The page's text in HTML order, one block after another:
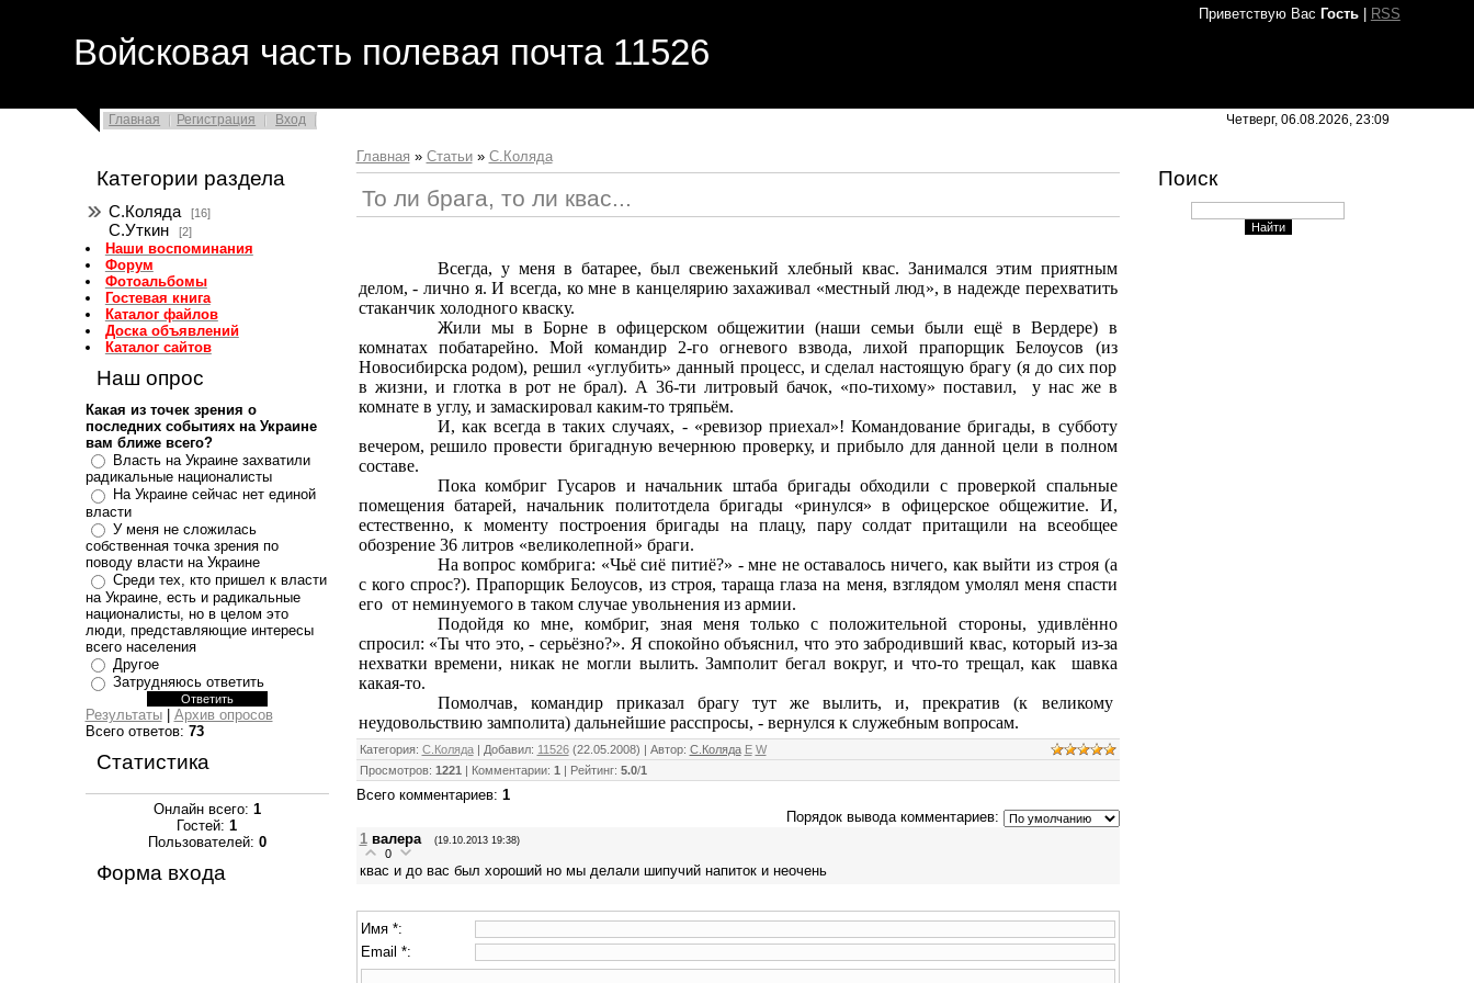
Приветствую Вас Гость| RSS
Войсковая часть полевая почта 11526
Главная Регистрация Вход Четверг, 06.08.2026, 23:09
Категории раздела
С.Коляда [16]
С.Уткин [2]
Наши воспоминания
Форум
Фотоальбомы
Гостевая книга
Каталог файлов
Доска объявлений
Каталог сайтов
Наш опрос
Какая из точек зрения о
последних событиях на Украине
вам ближе всего?
Власть на Украине захватили
радикальные националисты
На Украине сейчас нет единой
власти
У меня не сложилась
собственная точка зрения по
поводу власти на Украине
Среди тех, кто пришел к власти
на Украине, есть и радикальные
националисты, но в целом это
люди, представляющие интересы
всего населения
Другое
Затрудняюсь ответить
Результаты| Архив опросов
Всего ответов: 73
Статистика
Онлайн всего: 1
Гостей: 1
Пользователей: 0
Форма входа
Главная » Статьи» С.Коляда
То ли брага, то ли квас...
Всегда, у меня в батарее, был свеженький хлебный квас. Занимался этим приятным
делом, - лично я. И всегда, ко мне в канцелярию захаживал «местный люд», в надежде перехватить
стаканчик холодного кваску.
Жили мы в Борне в офицерском общежитии (наши семьи были ещё в Вердере) в
комнатах побатарейно. Мой командир 2-го огневого взвода, лихой прапорщик Белоусов (из
Новосибирска родом), решил «углубить» данный процесс, и сделал настоящую брагу (я до сих пор
в жизни, и глотка в рот не брал). А 36-ти литровый бачок, «по-тихому» поставил,
у нас же в
комнате в углу, и замаскировал каким-то тряпьём.
И, как всегда в таких случаях, - «ревизор приехал»! Командование бригады, в субботу
вечером, решило провести бригадную вечернюю проверку, и прибыло для данной цели в полном
составе.
Пока комбриг Гусаров и начальник штаба бригады обходили с проверкой спальные
помещения батарей, начальник политотдела бригады «ринулся» в офицерское общежитие. И,
естественно, к моменту построения бригады на плацу, пару солдат притащили на всеобщее
обозрение 36 литров «великолепной» браги.
На вопрос комбрига: «Чьё сиё питиё?» - мне не оставалось ничего, как выйти из строя (а
с кого спрос?). Прапорщик Белоусов, из строя, тараща глаза на меня, взглядом умолял меня спасти
его от неминуемого в таком случае увольнения из армии.
Подойдя ко мне, комбриг, зная меня только с положительной стороны, удивлённо
спросил: «Ты что это, - серьёзно?». Я спокойно объяснил, что это забродивший квас, который из-за
нехватки времени, никак не могли вылить. Замполит бегал вокруг, и что-то трещал, как
шавка
какая-то.
Помолчав, командир приказал брагу тут же вылить, и, прекратив (к великому
неудовольствию замполита) дальнейшие расспросы, - вернулся к служебным вопросам.
Категория: С.Коляда| Добавил: 11526(22.05.2008) | Автор: С.Коляда E W
Просмотров: 1221 Комментарии: 1 Рейтинг: 5.0/1
Всего комментариев: 1
Порядок вывода комментариев:
1 валера (19.10.2013 19:38)
0
квас и до вас был хороший но мы делали шипучий напиток и неочень
Имя *:
Email *:
Поиск